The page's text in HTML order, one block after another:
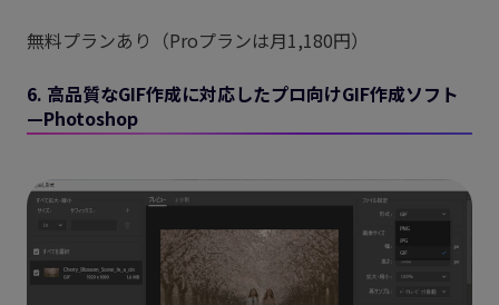
無料プランあり（Proプランは月1,180円）
6. 高品質なGIF作成に対応したプロ向けGIF作成ソフト
—Photoshop